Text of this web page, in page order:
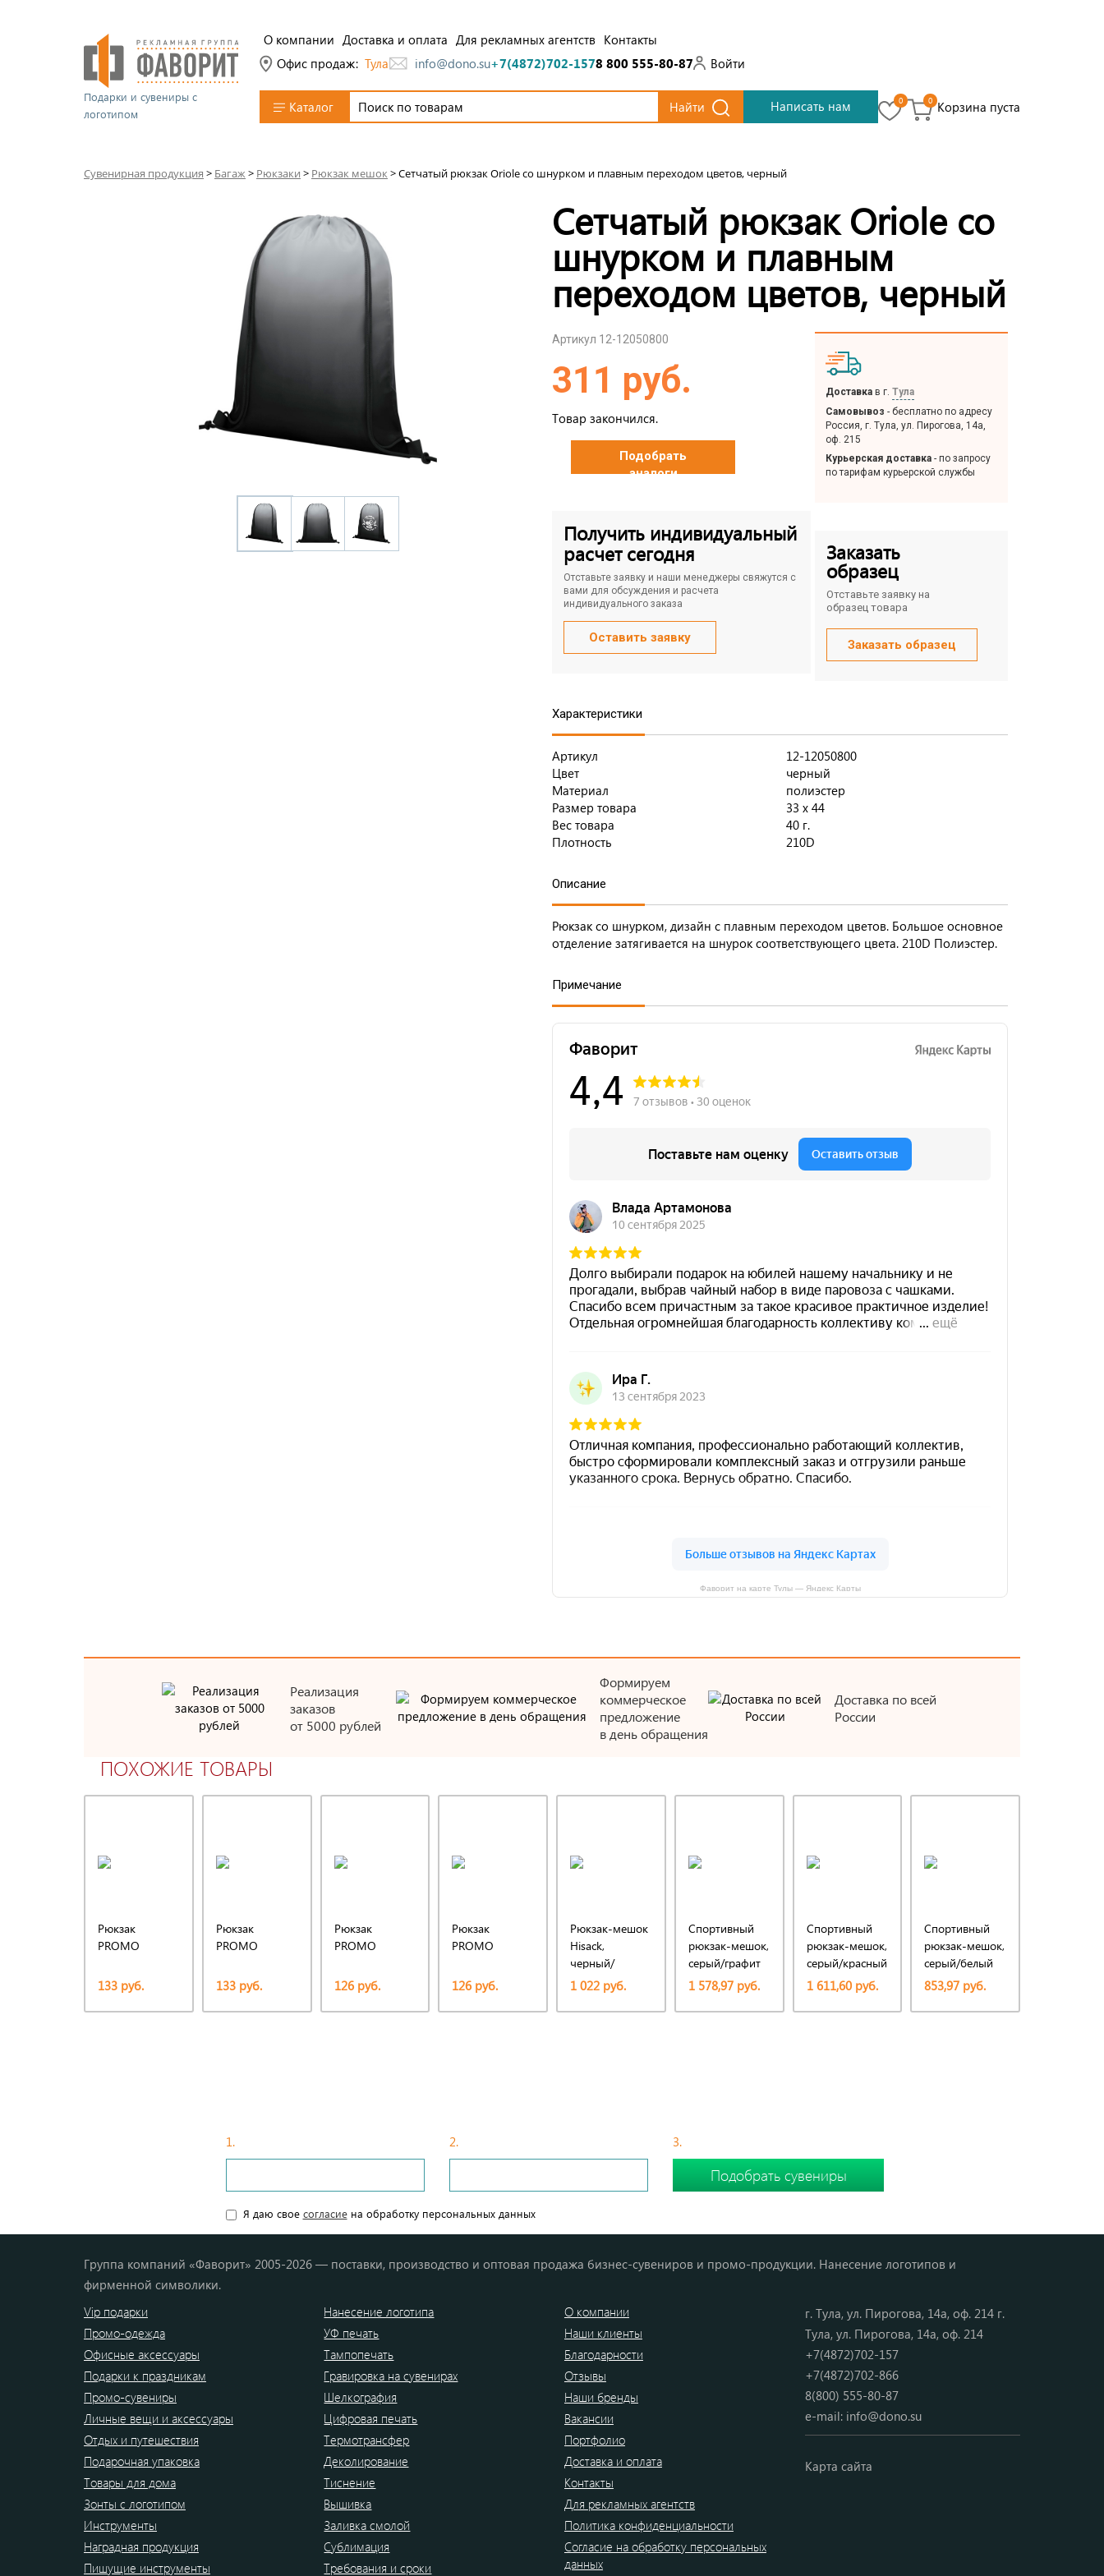
Подарки и сувениры с
логотипом
О компании Доставка и оплата Для рекламных агентств Контакты
Офис продаж: Тула info@dono.su+7(4872)702-1578 800 555-80-87 Войти
Каталог Найти Написать нам 0 0 Корзина пуста
Сувенирная продукция > Багаж > Рюкзаки > Рюкзак мешок>Сетчатый рюкзак Oriole со шнурком и плавным переходом цветов, черный
Сетчатый рюкзак Oriole со
шнурком и плавным
переходом цветов, черный
Артикул 12-12050800
311 руб.
Товар закончился.
Подобрать
аналоги
Получить индивидуальный
расчет сегодня
Отставьте заявку и наши менеджеры свяжутся с
вами для обсуждения и расчета
индивидуального заказа
Оставить заявку
Доставка в г. Тула
Самовывоз - бесплатно по адресу
Россия, г. Тула, ул. Пирогова, 14а,
оф. 215
Курьерская доставка - по запросу
по тарифам курьерской службы
Заказать
образец
Отставьте заявку на
образец товара
Заказать образец
Характеристики
Артикул
12-12050800
Цвет
черный
Материал
полиэстер
Размер товара
33 х 44
Вес товара
40 г.
Плотность
210D
Описание
Рюкзак со шнурком, дизайн с плавным переходом цветов. Большое основное
отделение затягивается на шнурок соответствующего цвета. 210D Полиэстер.
Примечание
Фаворит на карте Тулы — Яндекс Карты
Реализация
заказов
от 5000 рублей
Формируем
коммерческое
предложение
в день обращения
Доставка по всей
России
ПОХОЖИЕ ТОВАРЫ
Рюкзак
PROMO
133 руб.
Рюкзак
PROMO
133 руб.
Рюкзак
PROMO
126 руб.
Рюкзак
PROMO
126 руб.
Рюкзак-мешок
Hisack,
черный/
оранжевый
1 022 руб.
Спортивный
рюкзак-мешок,
серый/графит
1 578,97 руб.
Спортивный
рюкзак-мешок,
серый/красный
1 611,60 руб.
Спортивный
рюкзак-мешок,
серый/белый
853,97 руб.
1.Введите ваши данные 2.С Вами свяжется менеджер 3.
Я даю свое согласиена обработку персональных данных
Группа компаний «Фаворит» 2005-2026 — поставки, производство и оптовая продажа бизнес-сувениров и промо-продукции. Нанесение логотипов и
фирменной символики.
Vip подарки
Промо-одежда
Офисные аксессуары
Подарки к праздникам
Промо-сувениры
Личные вещи и аксессуары
Отдых и путешествия
Подарочная упаковка
Товары для дома
Зонты с логотипом
Инструменты
Наградная продукция
Пишущие инструменты
Нанесение логотипа
УФ печать
Тампопечать
Гравировка на сувенирах
Шелкография
Цифровая печать
Термотрансфер
Деколирование
Тиснение
Вышивка
Заливка смолой
Сублимация
Требования и сроки
О компании
Наши клиенты
Благодарности
Отзывы
Наши бренды
Вакансии
Портфолио
Доставка и оплата
Контакты
Для рекламных агентств
Политика конфиденциальности
Согласие на обработку персональных
данных
г. Тула, ул. Пирогова, 14а, оф. 214 г.
Тула, ул. Пирогова, 14а, оф. 214
+7(4872)702-157
+7(4872)702-866
8(800) 555-80-87
e-mail: info@dono.su
Карта сайта